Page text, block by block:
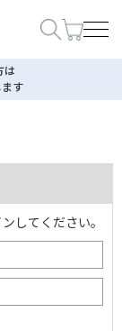
は
す
してください。